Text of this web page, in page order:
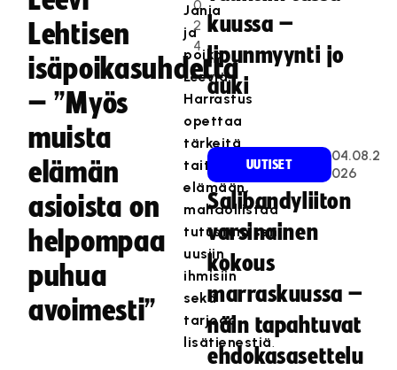
Lehtisen
isäpoikasuhdetta
– ”Myös
muista
elämän
asioista on
helpompaa
puhua
avoimesti”
0
2
4
Jania
ja
poika
Leeviä.
Harrastus
opettaa
tärkeitä
taitoja
elämään,
mahdollistaa
tutustumisen
uusiin
ihmisiin
sekä
tarjoaa
lisätienestiä.
kuussa –
lipunmyynti jo
auki
UUTISET
04.08.2
026
Salibandyliiton
varsinainen
kokous
marraskuussa –
näin tapahtuvat
ehdokasasettelu